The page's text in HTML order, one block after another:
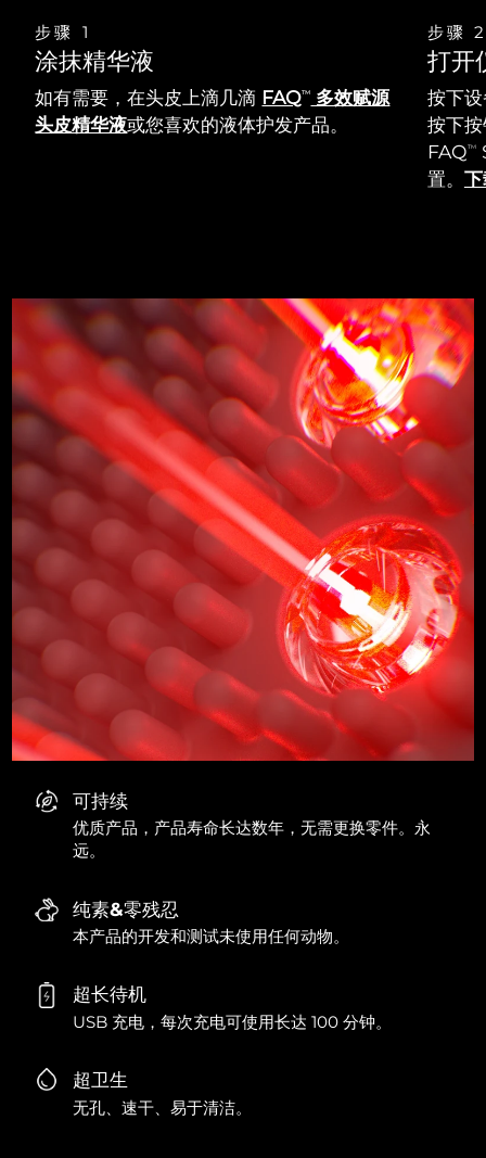
步骤 1
涂抹精华液
如有需要，在头皮上滴几滴 FAQTM
多效赋源
头皮精华液或您喜欢的液体护发产品。
步骤
打开
按下
按下
FAQTM
置。
可持续
优质产品，产品寿命长达数年，无需更换零件。永
远。
纯素&零残忍
本产品的开发和测试未使用任何动物。
超长待机
USB 充电，每次充电可使用长达 100 分钟。
超卫生
无孔、速干、易于清洁。